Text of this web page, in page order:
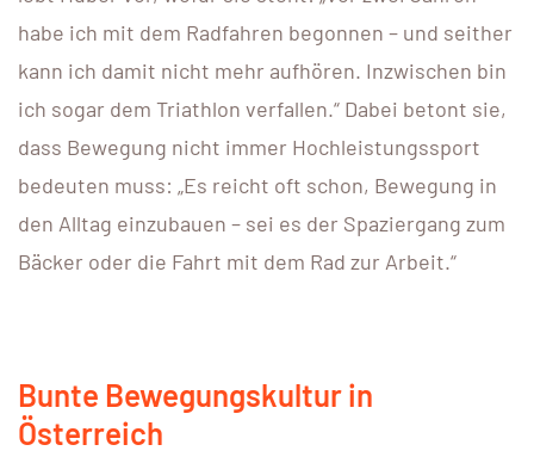
habe ich mit dem Radfahren begonnen – und seither
kann ich damit nicht mehr aufhören. Inzwischen bin
ich sogar dem Triathlon verfallen.“ Dabei betont sie,
dass Bewegung nicht immer Hochleistungssport
bedeuten muss: „Es reicht oft schon, Bewegung in
den Alltag einzubauen – sei es der Spaziergang zum
Bäcker oder die Fahrt mit dem Rad zur Arbeit.“
Bunte Bewegungskultur in
Österreich